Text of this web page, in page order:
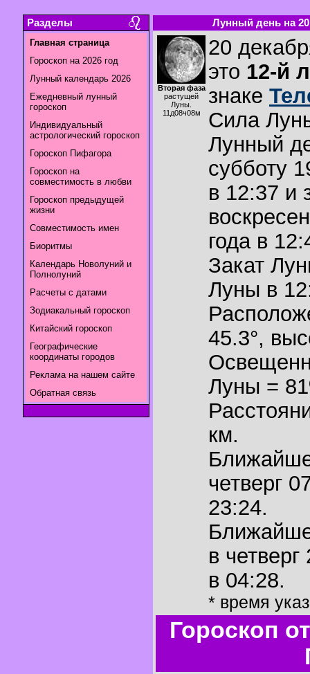
Разделы
Главная страница
Гороскоп на 2026 год
Лунный календарь 2026
Ежедневный лунный
гороскоп
Индивидуальный
астрологический гороскоп
Гороскоп Пифагора
Гороскоп на
совместимость в любви
Гороскоп предыдущей
жизни
Совместимость имен
Биоритмы
Календарь Новолуний и
Полнолуний
Расчеты с датами
Зодиакальный гороскоп
Китайский гороскоп
Географические
координаты городов
Реклама на нашем сайте
Обратная связь
Лунный день на
Вторая фаза
растущей
Луны.
11д08ч08м
20
это 12-й
знаке
Сила
Лунный
субботу
в 12:37 и
года в
Закат
Луны в
45.3°,
Луны =
км.
четверг
23:24.
в
в 04:28.
* время
Гороскоп